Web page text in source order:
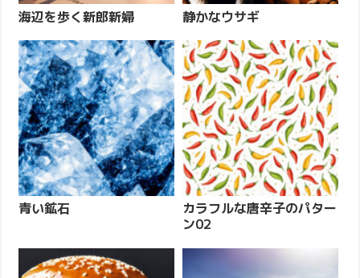
海辺を歩く新郎新婦 静かなウサギ
青い鉱石
カラフルな唐辛子のパター
ン02